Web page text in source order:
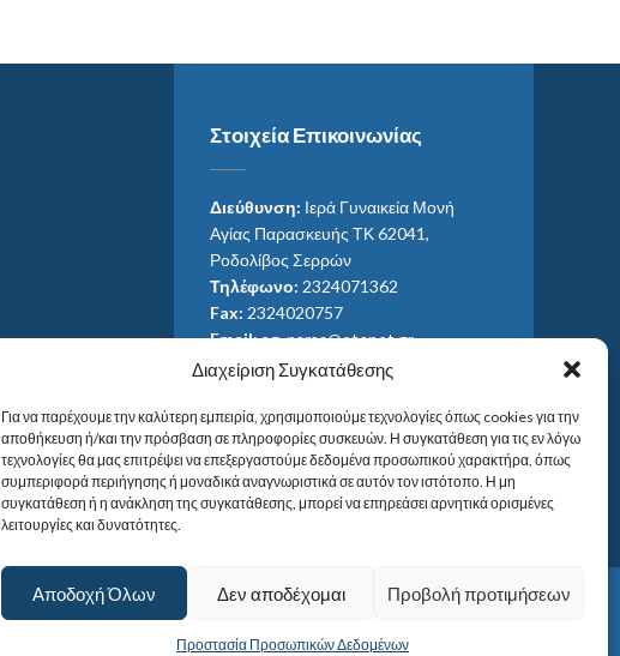
Διαχείριση Συγκατάθεσης
Για να παρέχουμε την καλύτερη εμπειρία, χρησιμοποιούμε τεχνολογίες όπως cookies για την
αποθήκευση ή/και την πρόσβαση σε πληροφορίες συσκευών. Η συγκατάθεση για τις εν λόγω
τεχνολογίες θα μας επιτρέψει να επεξεργαστούμε δεδομένα προσωπικού χαρακτήρα, όπως
συμπεριφορά περιήγησης ή μοναδικά αναγνωριστικά σε αυτόν τον ιστότοπο. Η μη
συγκατάθεση ή η ανάκληση της συγκατάθεσης, μπορεί να επηρεάσει αρνητικά ορισμένες
λειτουργίες και δυνατότητες.
Αποδοχή Όλων Δεν αποδέχομαι Προβολή προτιμήσεων
Προστασία Προσωπικών Δεδομένων
Στοιχεία Επικοινωνίας
Διεύθυνση: Ιερά Γυναικεία Μονή
Αγίας Παρασκευής ΤΚ 62041,
Ροδολίβος Σερρών
Τηλέφωνο: 2324071362
Fax: 2324020757
Email:ag_paras@otenet.gr
Email:info@im-agparaskevis.gr
Από ανατολή έως και δύση του ηλίου.